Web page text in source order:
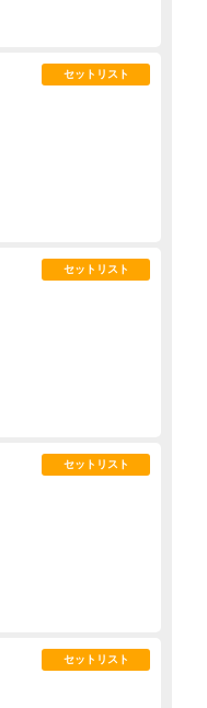
セットリスト
セットリスト
セットリスト
セットリスト